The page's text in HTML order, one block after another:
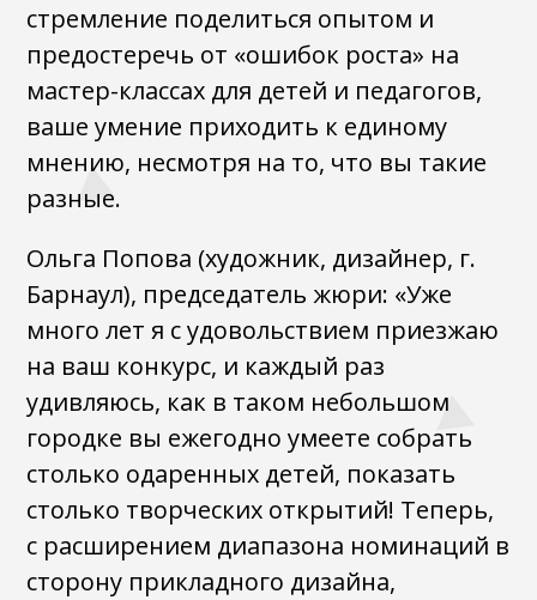
стремление поделиться опытом и
предостеречь от «ошибок роста» на
мастер-классах для детей и педагогов,
ваше умение приходить к единому
мнению, несмотря на то, что вы такие
разные.
Ольга Попова (художник, дизайнер, г.
Барнаул), председатель жюри: «Уже
много лет я с удовольствием приезжаю
на ваш конкурс, и каждый раз
удивляюсь, как в таком небольшом
городке вы ежегодно умеете собрать
столько одаренных детей, показать
столько творческих открытий! Теперь,
с расширением диапазона номинаций в
сторону прикладного дизайна,